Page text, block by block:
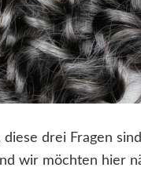
diese drei Fragen
wir möchten hier